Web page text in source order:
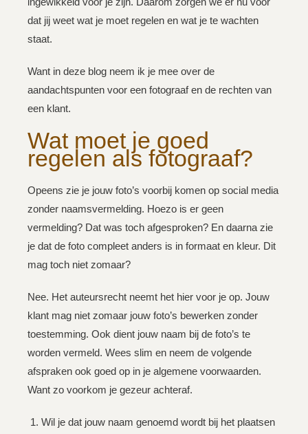
dat jij weet wat je moet regelen en wat je te wachten
staat.
Want in deze blog neem ik je mee over de
aandachtspunten voor een fotograaf en de rechten van
een klant.
Wat moet je goed
regelen als fotograaf?
Opeens zie je jouw foto’s voorbij komen op social media
zonder naamsvermelding. Hoezo is er geen
vermelding? Dat was toch afgesproken? En daarna zie
je dat de foto compleet anders is in formaat en kleur. Dit
mag toch niet zomaar?⁣
Nee. Het auteursrecht neemt het hier voor je op. Jouw
klant mag niet zomaar jouw foto’s bewerken zonder
toestemming. Ook dient jouw naam bij de foto’s te
worden vermeld. Wees slim en neem de volgende
afspraken ook goed op in je algemene voorwaarden.
Want zo voorkom je gezeur achteraf.
Wil je dat jouw naam genoemd wordt bij het plaatsen